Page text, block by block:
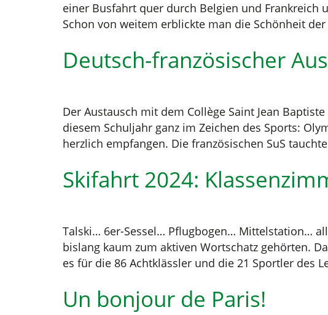
einer Busfahrt quer durch Belgien und
Schon von weitem erblickte man die Schönheit
Deutsch-französischer
Der Austausch mit dem Collège Saint Jean
diesem Schuljahr ganz im Zeichen des Sports:
herzlich empfangen. Die französischen SuS
Skifahrt 2024:
Talski… 6er-Sessel… Pflugbogen… Mittelstation…
bislang kaum zum aktiven Wortschatz gehörten.
es für die 86 Achtklässler und die 21 Sportler des
Un bonjour de Paris!